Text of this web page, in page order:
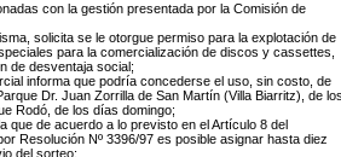
con la gestión presentada por la Comisión de
solicita se le otorgue permiso para la explotación de
para la comercialización de discos y cassettes,
de desventaja social;
informa que podría concederse el uso, sin costo, de
Dr. Juan Zorrilla de San Martín (Villa Biarritz), de los
Rodó, de los días domingo;
que de acuerdo a lo previsto en el Artículo 8 del
Resolución Nº 3396/97 es posible asignar hasta diez
del sorteo;